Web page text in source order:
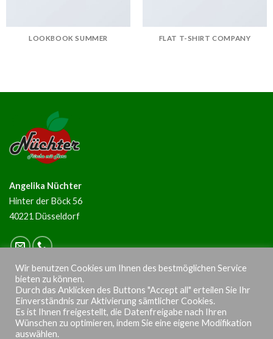
LOOKBOOK SUMMER FLAT T-SHIRT COMPANY
Angelika Nüchter
Hinter der Böck 56
40221 Düsseldorf
NEWSLETTER ANMELDUNG
Wir benutzen Cookies um Ihnen des bestmöglichen Service
bieten zu können.
Durch das Anklicken des Buttons "Accept all" erteilen Sie Ihr
Einverständnis zur Aktivierung sämtlicher Cookies.
Es ist Ihnen freigestellt, die Datenfreigabe nach Ihren
Wünschen zu optimieren, indem Sie eine eigene Modifikation
auswählen.